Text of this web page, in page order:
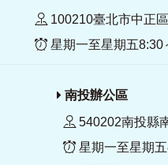
100210臺北市中正
星期一至星期五8:30
南投辦公區
540202南投縣
星期一至星期